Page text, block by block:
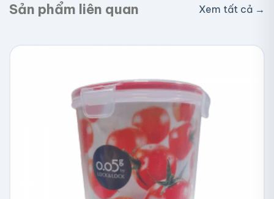
Sản phẩm liên quan Xem tất cả →